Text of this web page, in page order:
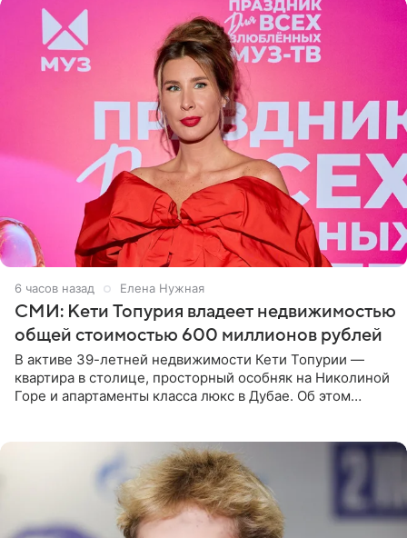
6 часов назад Елена Нужная
СМИ: Кети Топурия владеет недвижимостью
общей стоимостью 600 миллионов рублей
В активе 39-летней недвижимости Кети Топурии —
квартира в столице, просторный особняк на Николиной
Горе и апартаменты класса люкс в Дубае. Об этом